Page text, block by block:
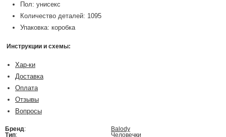
Пол: унисекс
Количество деталей: 1095
Упаковка: коробка
Инструкции и схемы:
Хар-ки
Доставка
Оплата
Отзывы
Вопросы
Бренд:
Balody
Тип:
Человечки